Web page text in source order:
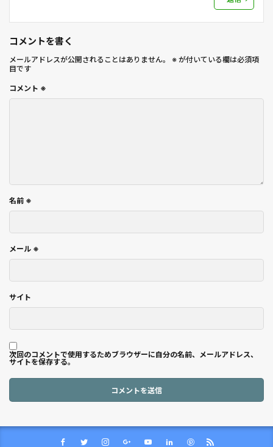
コメントを書く
メールアドレスが公開されることはありません。 ※ が付いている欄は必須項
目です
コメント ※
名前 ※
メール ※
サイト
次回のコメントで使用するためブラウザーに自分の名前、メールアドレス、
サイトを保存する。